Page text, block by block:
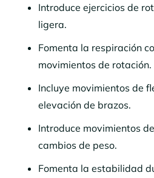
Introduce ejercicios de
ligera.
Fomenta la respiración
movimientos de rotación.
Incluye movimientos de
elevación de brazos.
Introduce movimientos
cambios de peso.
Fomenta la estabilidad